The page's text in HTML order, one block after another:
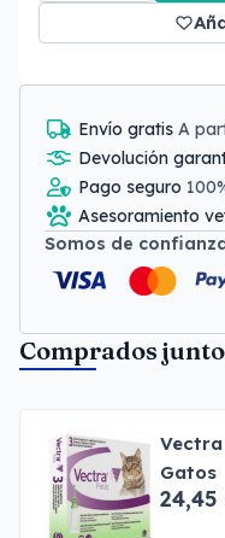
Envío gratis A
Devolución
Pago seguro
Asesoramiento
Somos de
Comprados
Gatos
24,45